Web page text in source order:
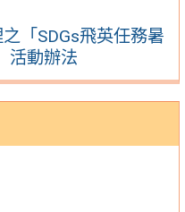
「SDGs飛英任務暑
活動辦法